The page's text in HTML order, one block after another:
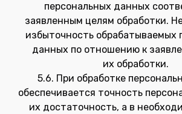
персональных данных
заявленным целям обработки.
избыточность обрабатываемых
данных по отношению к
их обработки.
5.6. При обработке
обеспечивается точность
их достаточность, а в